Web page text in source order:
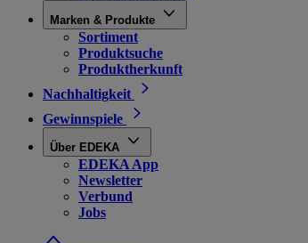
Marken & Produkte
Sortiment
Produktsuche
Produktherkunft
Nachhaltigkeit
Gewinnspiele
Über EDEKA
EDEKA App
Newsletter
Verbund
Jobs